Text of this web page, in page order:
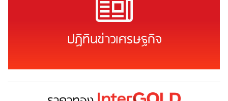
ปฏิทินข่าวเศรษฐกิจ